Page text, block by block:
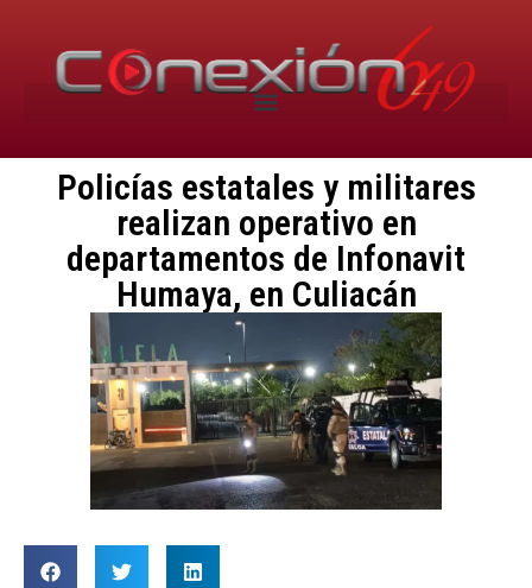
Policías estatales y militares
realizan operativo en
departamentos de Infonavit
Humaya, en Culiacán